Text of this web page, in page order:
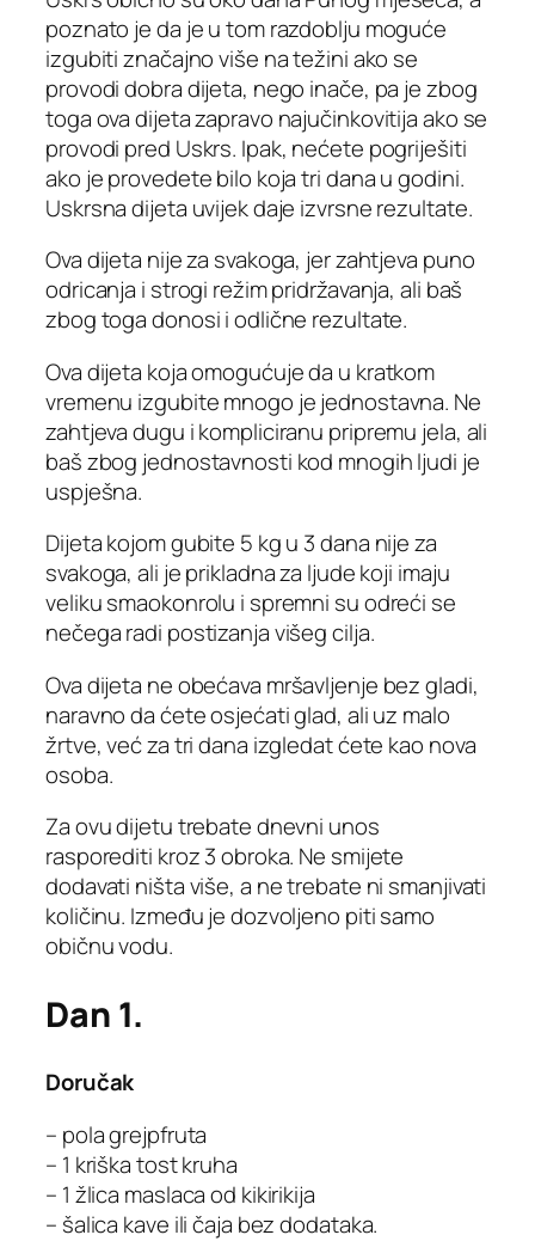
poznato je da je u tom razdoblju moguće
izgubiti značajno više na težini ako se
provodi dobra dijeta, nego inače, pa je zbog
toga ova dijeta zapravo najučinkovitija ako se
provodi pred Uskrs. Ipak, nećete pogriješiti
ako je provedete bilo koja tri dana u godini.
Uskrsna dijeta uvijek daje izvrsne rezultate.
Ova dijeta nije za svakoga, jer zahtjeva puno
odricanja i strogi režim pridržavanja, ali baš
zbog toga donosi i odlične rezultate.
Ova dijeta koja omogućuje da u kratkom
vremenu izgubite mnogo je jednostavna. Ne
zahtjeva dugu i kompliciranu pripremu jela, ali
baš zbog jednostavnosti kod mnogih ljudi je
uspješna.
Dijeta kojom gubite 5 kg u 3 dana nije za
svakoga, ali je prikladna za ljude koji imaju
veliku smaokonrolu i spremni su odreći se
nečega radi postizanja višeg cilja.
Ova dijeta ne obećava mršavljenje bez gladi,
naravno da ćete osjećati glad, ali uz malo
žrtve, već za tri dana izgledat ćete kao nova
osoba.
Za ovu dijetu trebate dnevni unos
rasporediti kroz 3 obroka. Ne smijete
dodavati ništa više, a ne trebate ni smanjivati
količinu. Između je dozvoljeno piti samo
običnu vodu.
Dan 1.
Doručak
– pola grejpfruta
– 1 kriška tost kruha
– 1 žlica maslaca od kikirikija
– šalica kave ili čaja bez dodataka.